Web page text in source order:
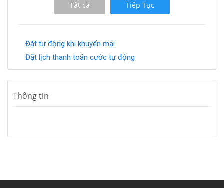
Tất cả Tiếp Tục
Đặt tự động khi khuyến mại
Đặt lịch thanh toán cước tự động
Thông tin